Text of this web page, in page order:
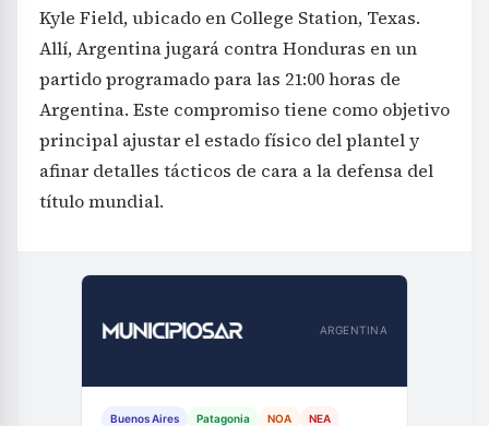
Kyle Field, ubicado en College Station, Texas.
Allí, Argentina jugará contra Honduras en un
partido programado para las 21:00 horas de
Argentina. Este compromiso tiene como objetivo
principal ajustar el estado físico del plantel y
afinar detalles tácticos de cara a la defensa del
título mundial.
ARGENTINA
Buenos Aires Patagonia NOA NEA